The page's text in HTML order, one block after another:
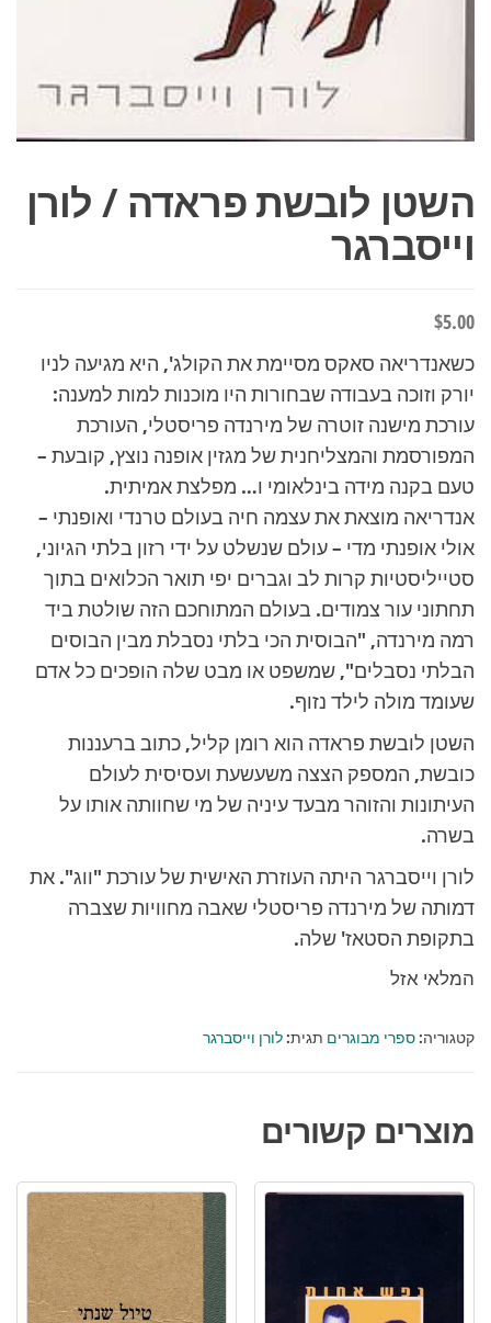
השטן לובשת פראדה / לורן
וייסברגר
$5.00
כשאנדריאה סאקס מסיימת את הקולג', היא מגיעה לניו
יורק וזוכה בעבודה שבחורות היו מוכנות למות למענה:
עורכת מישנה זוטרה של מירנדה פריסטלי, העורכת
המפורסמת והמצליחנית של מגזין אופנה נוצץ, קובעת –
טעם בקנה מידה בינלאומי ו… מפלצת אמיתית.
אנדריאה מוצאת את עצמה חיה בעולם טרנדי ואופנתי –
אולי אופנתי מדי – עולם שנשלט על ידי רזון בלתי הגיוני,
סטייליסטיות קרות לב וגברים יפי תואר הכלואים בתוך
תחתוני עור צמודים. בעולם המתוחכם הזה שולטת ביד
רמה מירנדה, "הבוסית הכי בלתי נסבלת מבין הבוסים
הבלתי נסבלים", שמשפט או מבט שלה הופכים כל אדם
שעומד מולה לילד נזוף.
השטן לובשת פראדה הוא רומן קליל, כתוב ברעננות
כובשת, המספק הצצה משעשעת ועסיסית לעולם
העיתונות והזוהר מבעד עיניה של מי שחוותה אותו על
בשרה.
לורן וייסברגר היתה העוזרת האישית של עורכת "ווג". את
דמותה של מירנדה פריסטלי שאבה מחוויות שצברה
בתקופת הסטאז' שלה.
המלאי אזל
קטגוריה:ספרי מבוגרים תגית:לורן וייסברגר
מוצרים קשורים